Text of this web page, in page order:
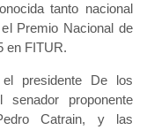
tanto nacional
Premio Nacional de
en FITUR.
presidente De los
proponente
Catrain, y las